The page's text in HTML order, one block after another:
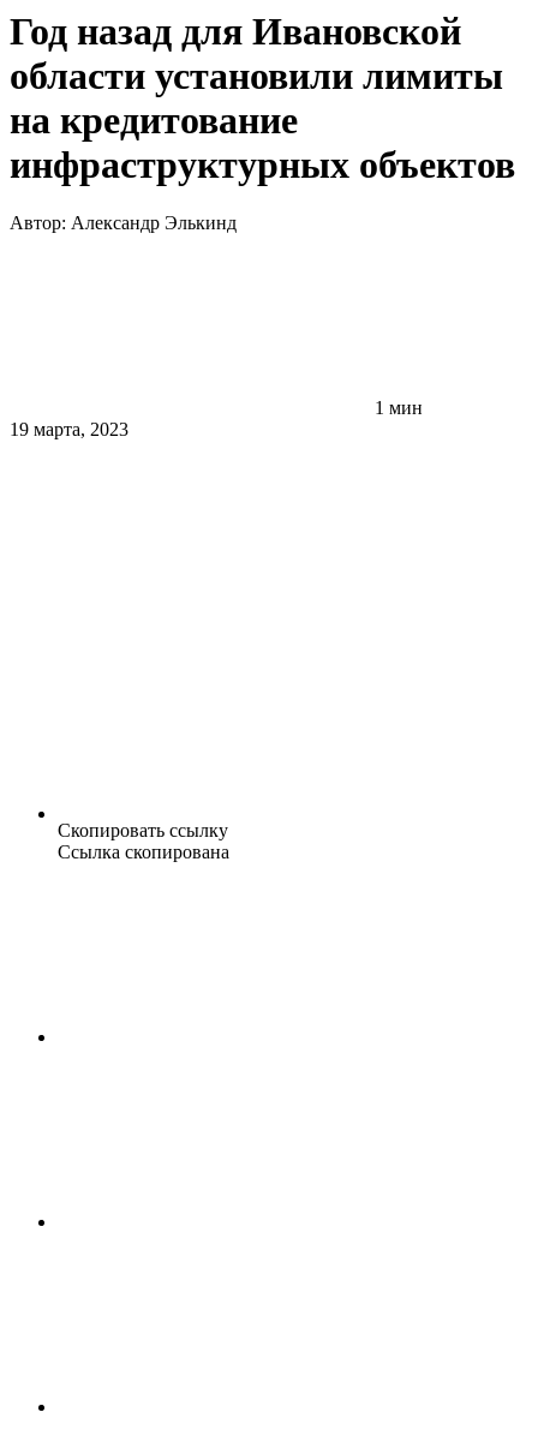
Год назад для Ивановской
области установили лимиты
на кредитование
инфраструктурных объектов
Автор: Александр Элькинд
1 мин
19 марта, 2023
Скопировать ссылку
Ссылка скопирована